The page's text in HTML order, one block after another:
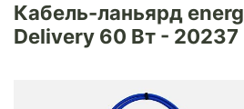
Кабель-ланьярд
Delivery 60 Вт - 20237